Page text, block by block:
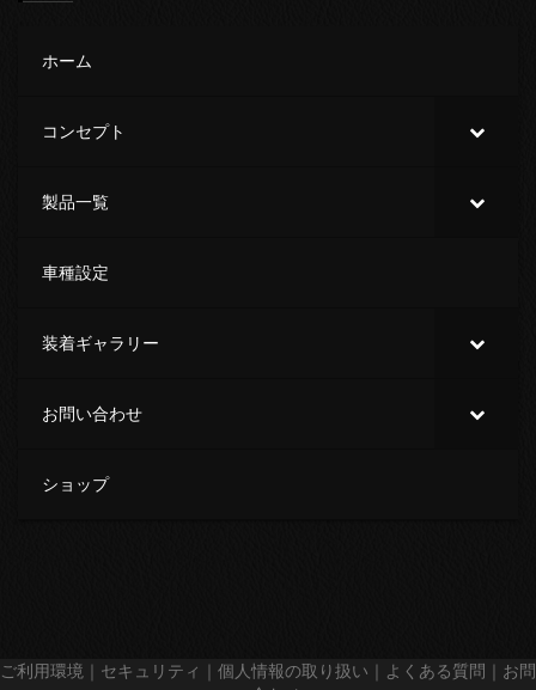
ホーム
コンセプト
製品一覧
車種設定
装着ギャラリー
お問い合わせ
ショップ
ご利用環境 ｜ セキュリティ ｜ 個人情報の取り扱い ｜ よくある質問 ｜ お問